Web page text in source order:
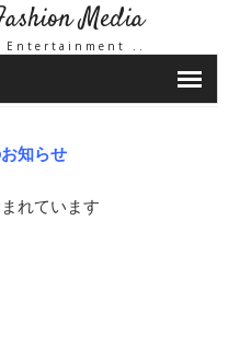
Media
Entertainment ..
知らせ
れています